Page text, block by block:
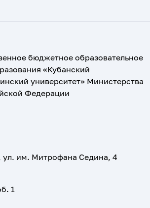
бюджетное образовательное
«Кубанский
университет» Министерства
Федерации
ул. им. Митрофана Седина, 4
1